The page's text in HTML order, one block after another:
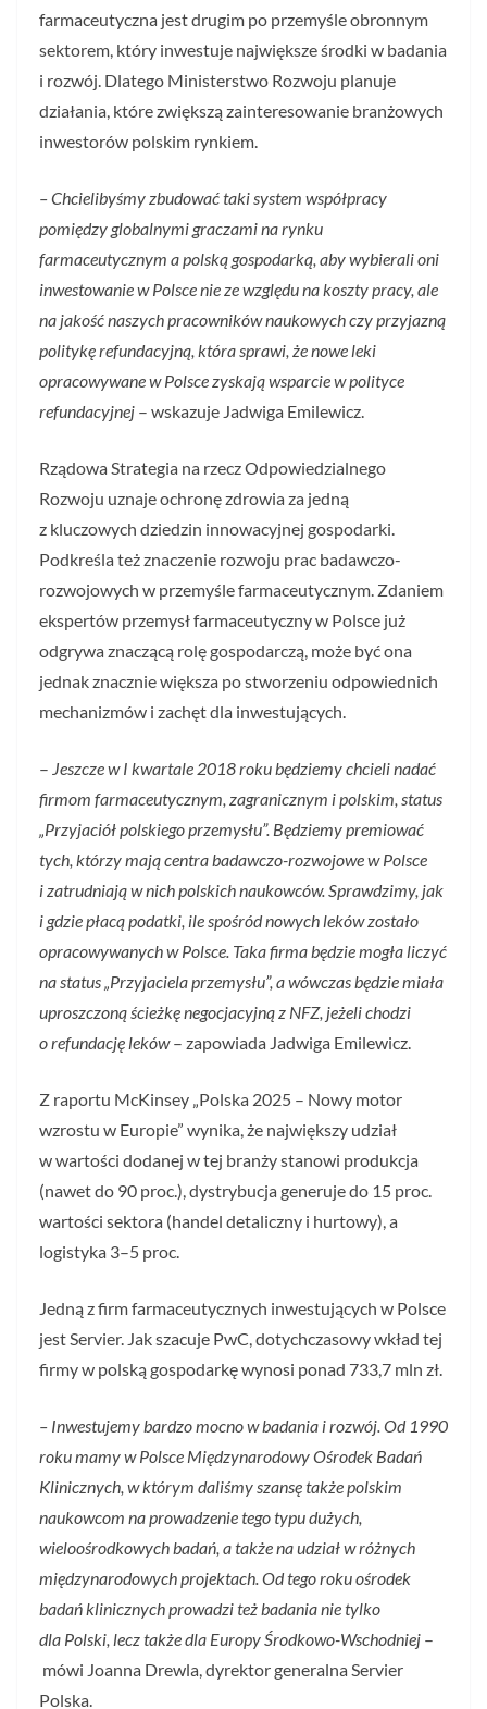
farmaceutyczna jest drugim po przemyśle obronnym
sektorem, który inwestuje największe środki w badania
i rozwój. Dlatego Ministerstwo Rozwoju planuje
działania, które zwiększą zainteresowanie branżowych
inwestorów polskim rynkiem.
– Chcielibyśmy zbudować taki system współpracy
pomiędzy globalnymi graczami na rynku
farmaceutycznym a polską gospodarką, aby wybierali oni
inwestowanie w Polsce nie ze względu na koszty pracy, ale
na jakość naszych pracowników naukowych czy przyjazną
politykę refundacyjną, która sprawi, że nowe leki
opracowywane w Polsce zyskają wsparcie w polityce
refundacyjnej – wskazuje Jadwiga Emilewicz.
Rządowa Strategia na rzecz Odpowiedzialnego
Rozwoju uznaje ochronę zdrowia za jedną
z kluczowych dziedzin innowacyjnej gospodarki.
Podkreśla też znaczenie rozwoju prac badawczo-
rozwojowych w przemyśle farmaceutycznym. Zdaniem
ekspertów przemysł farmaceutyczny w Polsce już
odgrywa znaczącą rolę gospodarczą, może być ona
jednak znacznie większa po stworzeniu odpowiednich
mechanizmów i zachęt dla inwestujących.
– Jeszcze w I kwartale 2018 roku będziemy chcieli nadać
firmom farmaceutycznym, zagranicznym i polskim, status
„Przyjaciół polskiego przemysłu”. Będziemy premiować
tych, którzy mają centra badawczo-rozwojowe w Polsce
i zatrudniają w nich polskich naukowców. Sprawdzimy, jak
i gdzie płacą podatki, ile spośród nowych leków zostało
opracowywanych w Polsce. Taka firma będzie mogła liczyć
na status „Przyjaciela przemysłu”, a wówczas będzie miała
uproszczoną ścieżkę negocjacyjną z NFZ, jeżeli chodzi
o refundację leków– zapowiada Jadwiga Emilewicz.
Z raportu McKinsey „Polska 2025 – Nowy motor
wzrostu w Europie” wynika, że największy udział
w wartości dodanej w tej branży stanowi produkcja
(nawet do 90 proc.), dystrybucja generuje do 15 proc.
wartości sektora (handel detaliczny i hurtowy), a
logistyka 3–5 proc.
Jedną z firm farmaceutycznych inwestujących w Polsce
jest Servier. Jak szacuje PwC, dotychczasowy wkład tej
firmy w polską gospodarkę wynosi ponad 733,7 mln zł.
– Inwestujemy bardzo mocno w badania i rozwój. Od 1990
roku mamy w Polsce Międzynarodowy Ośrodek Badań
Klinicznych, w którym daliśmy szansę także polskim
naukowcom na prowadzenie tego typu dużych,
wieloośrodkowych badań, a także na udział w różnych
międzynarodowych projektach. Od tego roku ośrodek
badań klinicznych prowadzi też badania nie tylko
dla Polski, lecz także dla Europy Środkowo-Wschodniej –
mówi Joanna Drewla, dyrektor generalna Servier
Polska.